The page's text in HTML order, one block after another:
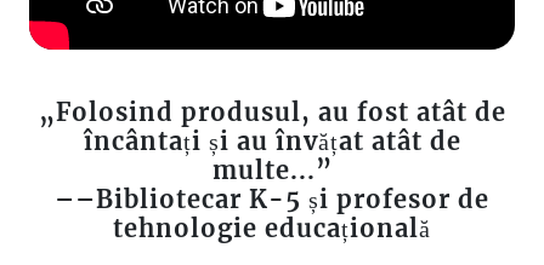
„Folosind produsul, au fost atât de
încântați și au învățat atât de
multe...”
––Bibliotecar K-5 și profesor de
tehnologie educațională